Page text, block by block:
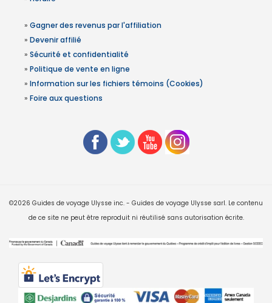
» Gagner des revenus par l'affiliation
» Devenir affilié
» Sécurité et confidentialité
» Politique de vente en ligne
» Information sur les fichiers témoins (Cookies)
» Foire aux questions
©2026 Guides de voyage Ulysse inc. - Guides de voyage Ulysse sarl. Le contenu
de ce site ne peut être reproduit ni réutilisé sans autorisation écrite.